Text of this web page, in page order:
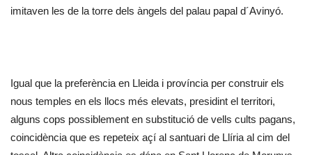
imitaven les de la torre dels àngels del palau papal d´Avinyó.
Igual que la preferència en Lleida i província per construir els
nous temples en els llocs més elevats, presidint el territori,
alguns cops possiblement en substitució de vells cults pagans,
coincidència que es repeteix açí al santuari de Llíria al cim del